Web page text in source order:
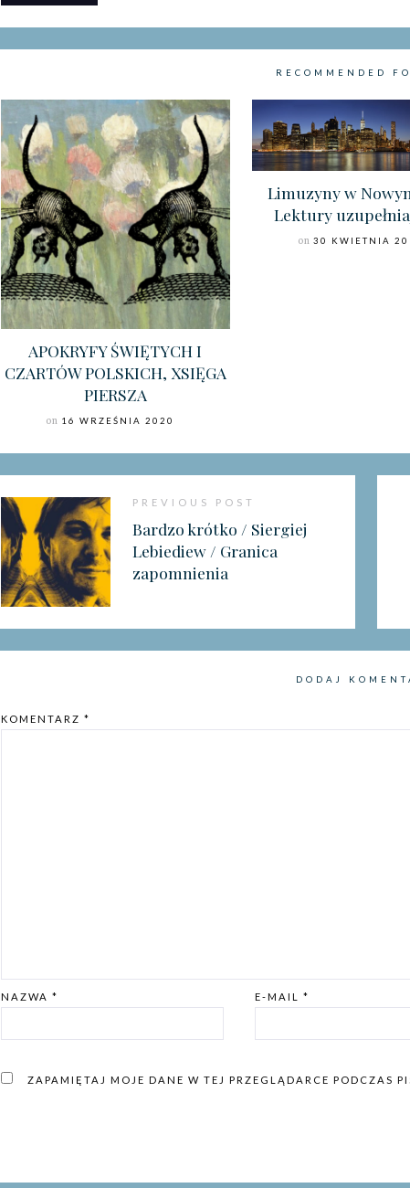
RECOMMENDED
APOKRYFY ŚWIĘTYCH I
CZARTÓW POLSKICH, XSIĘGA
PIERSZA
on 16 WRZEŚNIA 2020
Limuzyny w
Lektury
on 30 KWIETNIA
PREVIOUS POST
Bardzo krótko / Siergiej
Lebiediew / Granica
zapomnienia
DODAJ
KOMENTARZ *
NAZWA * E-MAIL *
ZAPAMIĘTAJ MOJE DANE W TEJ PRZEGLĄDARCE PODCZAS